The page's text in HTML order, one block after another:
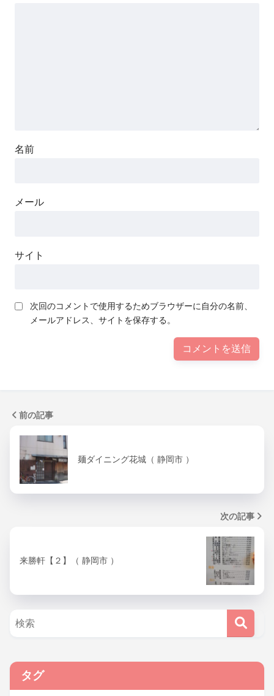
名前
メール
サイト
次回のコメントで使用するためブラウザーに自分の名前、
メールアドレス、サイトを保存する。
前の記事
麺ダイニング花城（ 静岡市 ）
次の記事
来勝軒【２】（ 静岡市 ）
タグ